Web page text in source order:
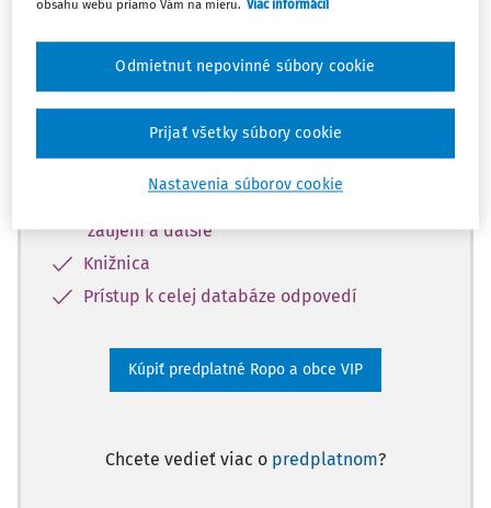
Odomknite si prístup zakúpením
predplatného.
Obsah predplatného Ropo a obce Expert
Odborné články z oblastí: stavebný úrad,
záujem a ďalšie
Knižnica
Prístup k celej databáze odpovedí
Kúpiť predplatné Ropo a obce VIP
Chcete vedieť viac o predplatnom?
obsahu webu priamo Vám na mieru. Viac informácií
Nastavenia súborov cookie
Odmietnut nepovinné súbory cookie
Prijať všetky súbory cookie